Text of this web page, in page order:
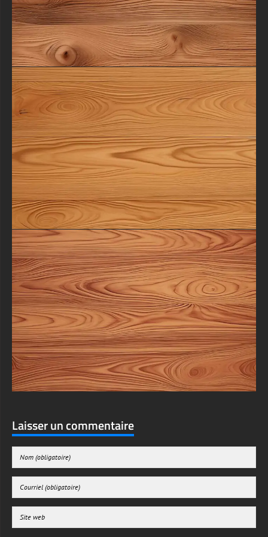
artistique avec l'élégance naturelle du chêne, et laissez cette superbe
texture gratuite inspirer votre prochain projet créatif par sa profondeur,
ses détails et son charme indéniable.
textures-3d-gratuiteshd.com
Laisser un commentaire